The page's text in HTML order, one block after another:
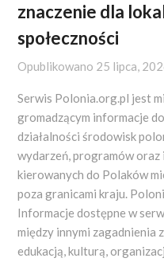
znaczenie dla
społeczności
Opublikowano 25 lipca,
Serwis Polonia.org.pl jest
gromadzącym informacje
działalności środowisk
wydarzeń, programów
kierowanych do Polaków
poza granicami kraju.
Informacje dostępne w
między innymi zagadnienia
edukacją, kulturą,